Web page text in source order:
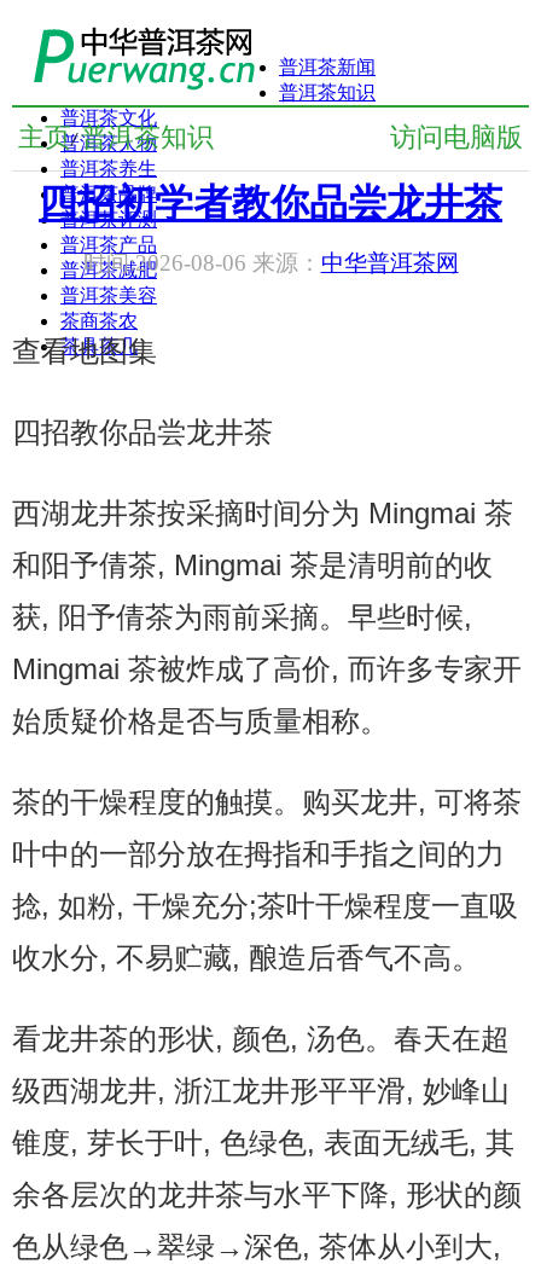
普洱茶新闻
普洱茶知识
普洱茶文化
普洱茶人物
普洱茶养生
普洱茶品牌
普洱茶评测
普洱茶产品
普洱茶减肥
普洱茶美容
茶商茶农
茶具茶几
访问电脑版
主页/ 普洱茶知识
四招初学者教你品尝龙井茶
时间:2026-08-06 来源： 中华普洱茶网
查看地图集
四招教你品尝龙井茶
西湖龙井茶按采摘时间分为 Mingmai 茶
和阳予倩茶, Mingmai 茶是清明前的收
获, 阳予倩茶为雨前采摘。早些时候,
Mingmai 茶被炸成了高价, 而许多专家开
始质疑价格是否与质量相称。
茶的干燥程度的触摸。购买龙井, 可将茶
叶中的一部分放在拇指和手指之间的力
捻, 如粉, 干燥充分;茶叶干燥程度一直吸
收水分, 不易贮藏, 酿造后香气不高。
看龙井茶的形状, 颜色, 汤色。春天在超
级西湖龙井, 浙江龙井形平平滑, 妙峰山
锥度, 芽长于叶, 色绿色, 表面无绒毛, 其
余各层次的龙井茶与水平下降, 形状的颜
色从绿色→翠绿→深色, 茶体从小到大,